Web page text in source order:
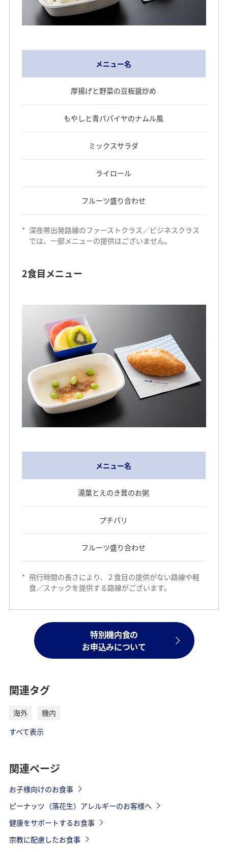
メニュー名
厚揚げと野菜の豆板醤炒め
もやしと青パパイヤのナムル風
ミックスサラダ
ライロール
フルーツ盛り合わせ
* 深夜帯出発路線のファーストクラス／ビジネスクラス
では、一部メニューの提供はございません。
2食目メニュー
メニュー名
湯葉とえのき茸のお粥
プチパリ
フルーツ盛り合わせ
* 飛行時間の長さにより、２食目の提供がない路線や軽
食／スナックを提供する路線がございます。
特別機内食の
お申込みについて
関連タグ
海外
機内
すべて表示
関連ページ
お子様向けのお食事
ピーナッツ（落花生）アレルギーのお客様へ
健康をサポートするお食事
宗教に配慮したお食事